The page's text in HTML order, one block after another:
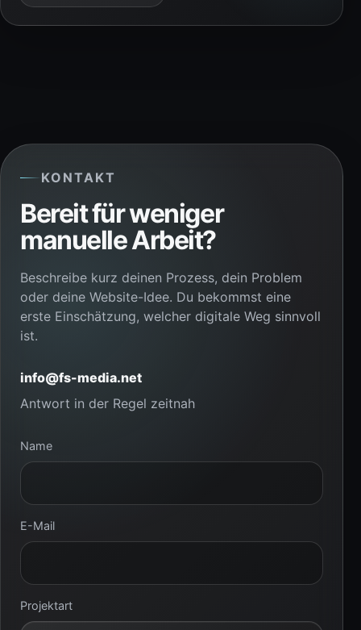
KONTAKT
Bereit für weniger
manuelle Arbeit?
Beschreibe kurz deinen Prozess, dein Problem
oder deine Website-Idee. Du bekommst eine
erste Einschätzung, welcher digitale Weg sinnvoll
ist.
info@fs-media.net
Antwort in der Regel zeitnah
Name
E-Mail
Projektart